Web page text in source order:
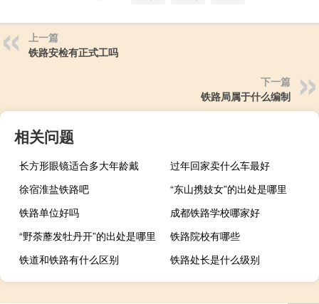
上一篇
铁路安检有正式工吗
下一篇
铁路局属于什么编制
相关问题
长方形眼镜适合多大年龄戴
过年回家卖什么车最好
徐宿淮盐铁路吧
“东山携妓女”的出处是哪里
铁路单位好吗
成都铁路学校哪家好
“野荼蘼发牡丹开”的出处是哪里
铁路院校有哪些
铁道和铁路有什么区别
铁路处长是什么级别